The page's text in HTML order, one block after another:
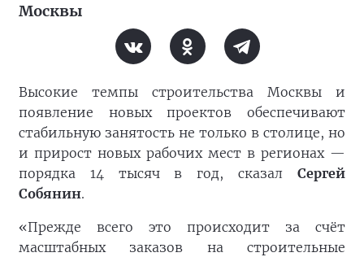
Москвы
Высокие темпы строительства Москвы и
появление новых проектов обеспечивают
стабильную занятость не только в столице, но
и прирост новых рабочих мест в регионах —
порядка 14 тысяч в год, сказал Сергей
Собянин.
«Прежде всего это происходит за счёт
масштабных заказов на строительные